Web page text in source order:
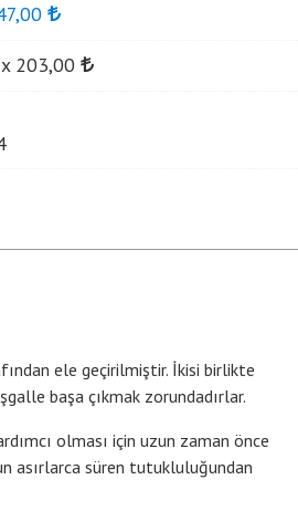
,00
203,00
ele geçirilmiştir. İkisi birlikte
başa çıkmak zorundadırlar.
olması için uzun zaman önce
asırlarca süren tutukluluğundan